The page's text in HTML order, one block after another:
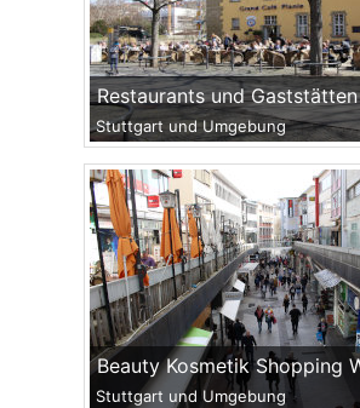
Restaurants und Gaststätten
Stuttgart und Umgebung
Stuttgart und Umgebung